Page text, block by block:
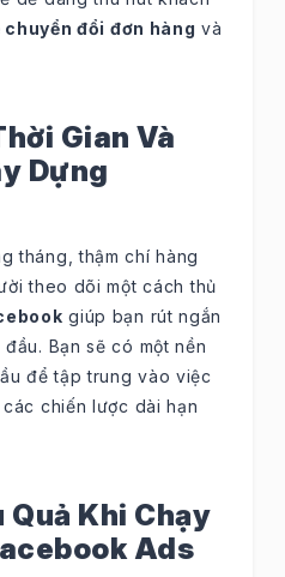
đổi đơn hàng và
Gian Và
Dựng
tháng, thậm chí hàng
theo dõi một cách thủ
giúp bạn rút ngắn
Bạn sẽ có một nền
để tập trung vào việc
chiến lược dài hạn
Quả Khi Chạy
Ads